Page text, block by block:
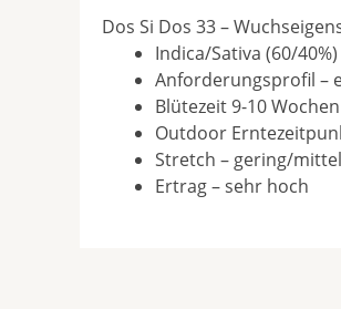
Dos Si Dos 33 –
Indica/Sativa (60/40%)
Anforderungsprofil –
Blütezeit 9-10 Wochen
Outdoor
Stretch – gering/mittel
Ertrag – sehr hoch